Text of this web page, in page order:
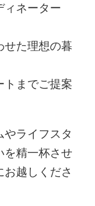
ィネーター
せた理想の暮
トまでご提案
ライフスタ
を精一杯させ
越しくださ